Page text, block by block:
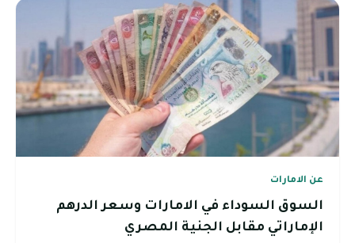
عن الامارات
السوق السوداء في الامارات وسعر الدرهم
الإماراتي مقابل الجنية المصري